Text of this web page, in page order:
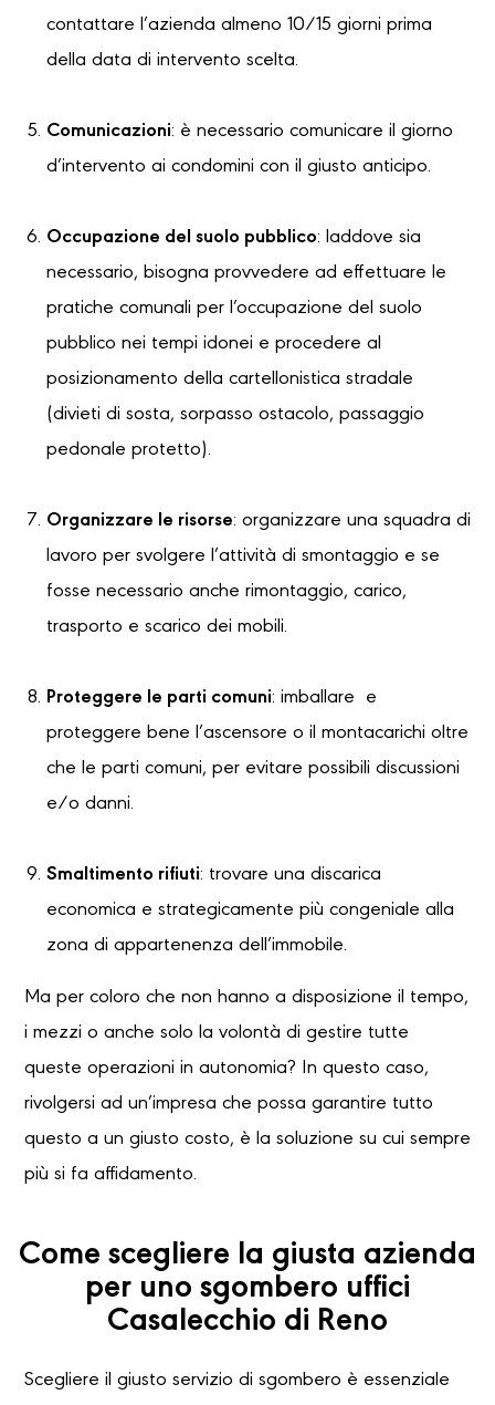
contattare l’azienda almeno 10/15 giorni prima
della data di intervento scelta.
Comunicazioni: è necessario comunicare il giorno
d’intervento ai condomini con il giusto anticipo.
Occupazione del suolo pubblico: laddove sia
necessario, bisogna provvedere ad effettuare le
pratiche comunali per l’occupazione del suolo
pubblico nei tempi idonei e procedere al
posizionamento della cartellonistica stradale
(divieti di sosta, sorpasso ostacolo, passaggio
pedonale protetto).
Organizzare le risorse: organizzare una squadra di
lavoro per svolgere l’attività di smontaggio e se
fosse necessario anche rimontaggio, carico,
trasporto e scarico dei mobili.
Proteggere le parti comuni: imballare e
proteggere bene l’ascensore o il montacarichi oltre
che le parti comuni, per evitare possibili discussioni
e/o danni.
Smaltimento rifiuti: trovare una discarica
economica e strategicamente più congeniale alla
zona di appartenenza dell’immobile.
Ma per coloro che non hanno a disposizione il tempo,
i mezzi o anche solo la volontà di gestire tutte
queste operazioni in autonomia? In questo caso,
rivolgersi ad un’impresa che possa garantire tutto
questo a un giusto costo, è la soluzione su cui sempre
più si fa affidamento.
Come scegliere la giusta azienda
per uno sgombero uffici
Casalecchio di Reno
Scegliere il giusto servizio di sgombero è essenziale